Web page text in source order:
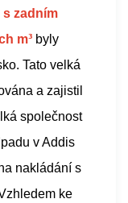
s zadním
m³ byly
Tato velká
a zajistil
společnost
v Addis
nakládání s
ke